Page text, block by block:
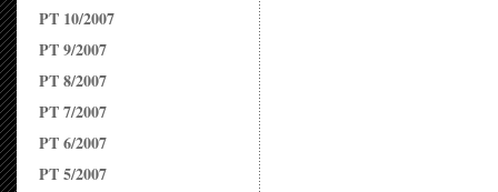
PT 10/2007
PT 9/2007
PT 8/2007
PT 7/2007
PT 6/2007
PT 5/2007